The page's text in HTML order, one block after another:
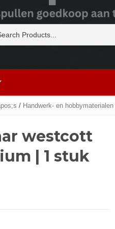
/ Handwerk- en hobbymaterialen
westcott
| 1 stuk